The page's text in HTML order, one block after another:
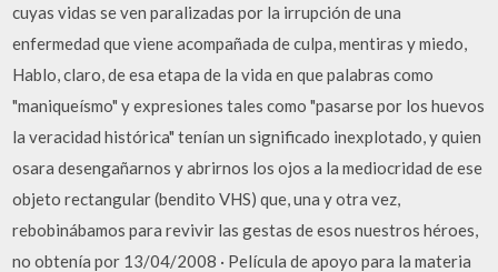
cuyas vidas se ven paralizadas por la irrupción de una
enfermedad que viene acompañada de culpa, mentiras y miedo,
Hablo, claro, de esa etapa de la vida en que palabras como
"maniqueísmo" y expresiones tales como "pasarse por los huevos
la veracidad histórica" tenían un significado inexplotado, y quien
osara desengañarnos y abrirnos los ojos a la mediocridad de ese
objeto rectangular (bendito VHS) que, una y otra vez,
rebobinábamos para revivir las gestas de esos nuestros héroes,
no obtenía por 13/04/2008 · Película de apoyo para la materia